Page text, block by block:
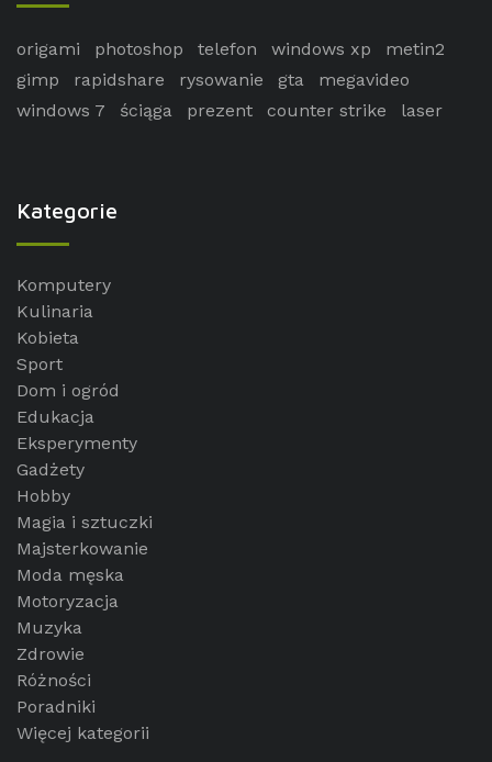
origami photoshop telefon windows xp
metin2
gimp
rapidshare rysowanie gta
megavideo
windows 7
ściąga prezent counter strike laser
Kategorie
Komputery
Kulinaria
Kobieta
Sport
Dom i ogród
Edukacja
Eksperymenty
Gadżety
Hobby
Magia i sztuczki
Majsterkowanie
Moda męska
Motoryzacja
Muzyka
Zdrowie
Różności
Poradniki
Więcej kategorii